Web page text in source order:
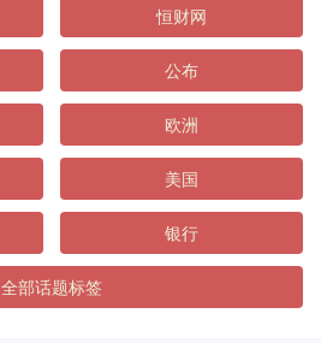
恒财网
公布
欧洲
美国
银行
全部话题标签